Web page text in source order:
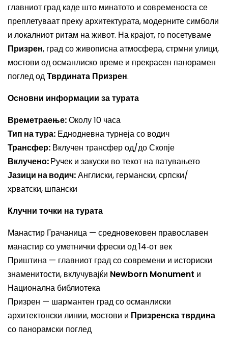
главниот град каде што минатото и современоста се
преплетуваат преку архитектурата, модерните симболи
и локалниот ритам на живот. На крајот, го посетуваме
Призрен, град со живописна атмосфера, стрмни улици,
мостови од османлиско време и прекрасен панорамен
поглед одТврдината Призрен.
Основни информации за турата
Времетраење:Околу 10 часа
Тип на тура: Еднодневна турнеја со водич
Трансфер: Вклучен трансфер од/до Скопје
Вклучено:Ручек и закуски во текот на патувањето
Јазици на водич:Англиски, германски, српски/
хрватски, шпански
Клучни точки на турата
Манастир Грачаница — средновековен православен
манастир со уметнички фрески од 14‑от век
Приштина — главниот град со современи и историски
знаменитости, вклучувајќи Newborn Monument и
Национална библиотека
Призрен — шармантен град со османлиски
архитектонски линии, мостови и Призренска тврдина
со панорамски поглед